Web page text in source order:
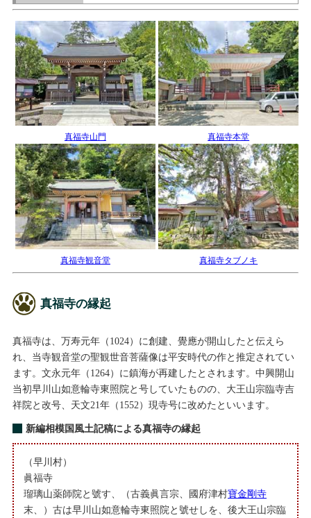
真福寺山門 真福寺本堂
真福寺観音堂 真福寺タブノキ
真福寺の縁起
真福寺は、万寿元年（1024）に創建、覺應が開山したと伝えら
れ、当寺観音堂の聖観世音菩薩像は平安時代の作と推定されてい
ます。文永元年（1264）に鎮海が再建したとされます。中興開山
当初早川山如意輪寺東照院と号していたものの、大王山宗臨寺吉
祥院と改号、天文21年（1552）現寺号に改めたといいます。
新編相模国風土記稿による真福寺の縁起
（早川村）
眞福寺
瑠璃山薬師院と號す、（古義眞言宗、國府津村寶金剛寺
末、）古は早川山如意輪寺東照院と號せしを、後大王山宗臨